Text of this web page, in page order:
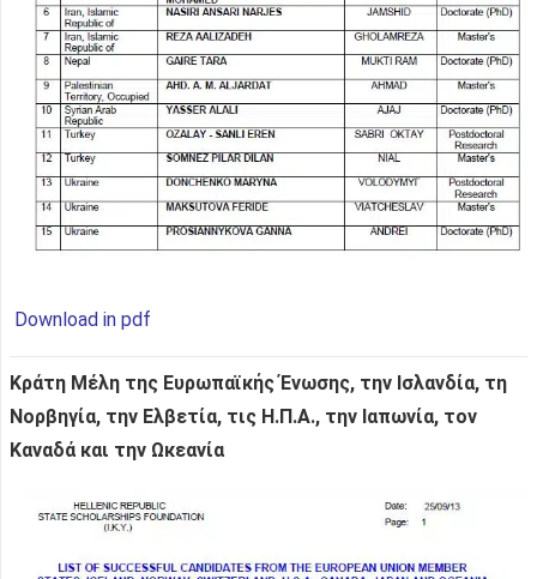
Download in pdf
Κράτη Μέλη της Ευρωπαϊκής Ένωσης, την Ισλανδία, τη
Νορβηγία, την Ελβετία, τις Η.Π.Α., την Ιαπωνία, τον
Καναδά και την Ωκεανία